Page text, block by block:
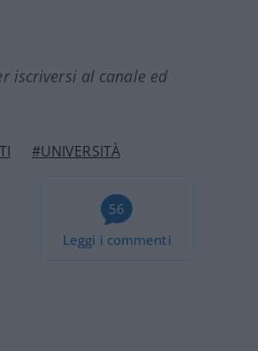
iscriversi al canale ed
#UNIVERSITÀ
56
Leggi i commenti